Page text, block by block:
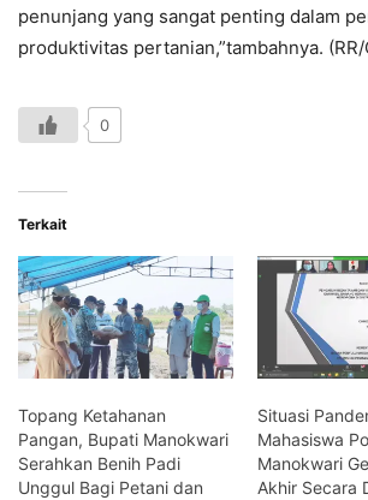
penunjang yang sangat penting dalam
produktivitas pertanian,”tambahnya. (RR/
0
Terkait
Topang Ketahanan
Pangan, Bupati Manokwari
Serahkan Benih Padi
Unggul Bagi Petani dan
Situasi
Mahasiswa
Manokwari
Akhir Secara